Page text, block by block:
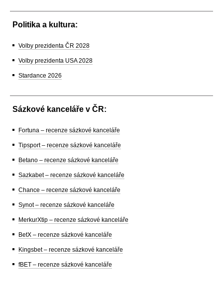
Politika a kultura:
Volby prezidenta ČR 2028
Volby prezidenta USA 2028
Stardance 2026
Sázkové kanceláře v ČR:
Fortuna – recenze sázkové kanceláře
Tipsport – recenze sázkové kanceláře
Betano – recenze sázkové kanceláře
Sazkabet – recenze sázkové kanceláře
Chance – recenze sázkové kanceláře
Synot – recenze sázkové kanceláře
MerkurXtip – recenze sázkové kanceláře
BetX – recenze sázkové kanceláře
Kingsbet – recenze sázkové kanceláře
fBET – recenze sázkové kanceláře